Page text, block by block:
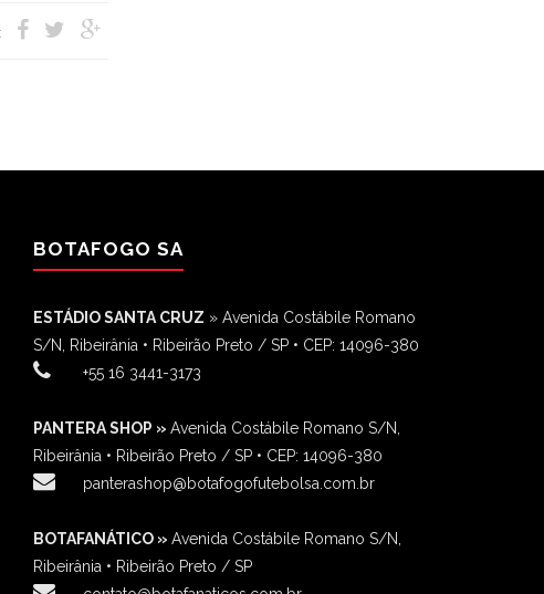
BOTAFOGO SA
ESTÁDIO SANTA CRUZ » Avenida Costábile Romano
S/N, Ribeirânia • Ribeirão Preto / SP • CEP: 14096-380
‎+55 16 3441-3173
PANTERA SHOP » Avenida Costábile Romano S/N,
Ribeirânia • Ribeirão Preto / SP • CEP: 14096-380
panterashop@botafogofutebolsa.com.br
BOTAFANÁTICO » Avenida Costábile Romano S/N,
Ribeirânia • Ribeirão Preto / SP